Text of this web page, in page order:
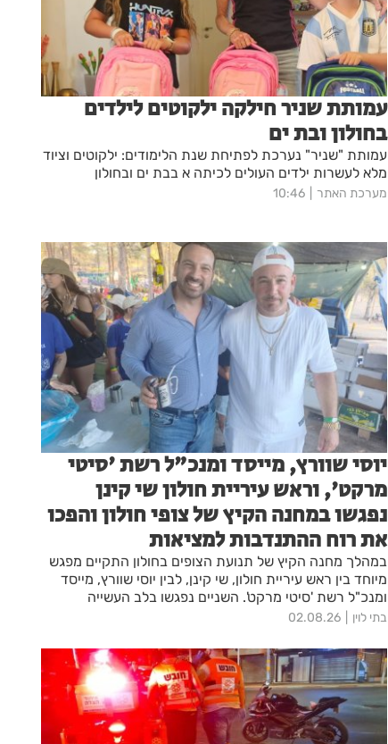
עמותת שניר חילקה ילקוטים לילדים
בחולון ובת ים
עמותת "שניר" נערכת לפתיחת שנת הלימודים: ילקוטים וציוד
מלא לעשרות ילדים העולים לכיתה א בבת ים ובחולון
מערכת האתר 10:46
יוסי שוורץ, מייסד ומנכ"ל רשת 'סיטי
מרקט', וראש עיריית חולון שי קינן
נפגשו במחנה הקיץ של צופי חולון והפכו
את רוח ההתנדבות למציאות
במהלך מחנה הקיץ של תנועת הצופים בחולון התקיים מפגש
מיוחד בין ראש עיריית חולון, שי קינן, לבין יוסי שוורץ, מייסד
ומנכ"ל רשת 'סיטי מרקט'. השניים נפגשו בלב העשייה
החינוכית והקהילתית של בני הנוער.
בתי לוין 02.08.26